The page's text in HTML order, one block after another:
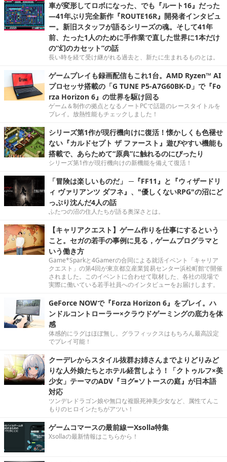
車が変形してロボになった、でも『ルート16』だった
―41年ぶり完全新作『ROUTE16R』開発者インタビュ
ー。新旧スタッフが語るシリーズの魂。そして41年
前、たった1人のために手作業で直した世界に1本だけ
の“幻のカセット”の話
長い時を経て受け継がれる過去と、新たに生まれるものとは。
ゲームプレイも録画配信もこれ1台。AMD Ryzen™ AI
プロセッサ搭載の「G TUNE P5-A7G60BK-D」で『Fo
rza Horizon 6』の世界を駆け回る
ゲーム＆制作の拠点となるノートPCで話題のレースタイトルを
プレイ。放熱性能もチェックしました！
シリーズ第1作が現行機向けに復活！懐かしくも色褪せ
ない『カルドセプト ザ ファースト』遊びやすい機能も
搭載で、あらためて“原典”に触れるのにぴったり
シリーズ第1作が現行機向けの新機能を備えて復活！
「冒険は楽しいものだ」 ─『FF11』と『ウィザードリ
ィ ヴァリアンツ ダフネ』、"優しくないRPG"の沼にど
っぷり沈んだ4人の話
ふたつの沼の住人たちが語る奥深さとは。
【キャリアクエスト】ゲーム作りを仕事にするという
こと。セガの若手の事例に見る，ゲームプログラマと
いう働き方
Game*Sparkと4Gamerの合同による就活イベント「キャリア
クエスト」の第4回が東京都立産業貿易センター浜松町館で開催
されました。このイベントに合わせて取材した、各社の現場で
実際に働いている若手社員へのインタビューをお届けします。
GeForce NOWで『Forza Horizon 6』をプレイ。ハ
ンドルコントローラー×クラウドゲーミングの底力を体
感
体感的にラグはほぼ無し。グラフィックスはもちろん最高設定
でプレイ可能！
クーデレからスタイル抜群お姉さんまでよりどりみど
りな人外娘たちとホテル経営しよう！「クトゥルフ×美
少女」テーマのADV『ヨグ=ソトースの庭』が日本語
対応
ツンデレドラゴン娘や無口な複眼死神美少女など、属性てんこ
もりのヒロインたちがアツい！
ゲームコマースの最前線ーXsolla特集
Xsollaの最新情報はこちらから！